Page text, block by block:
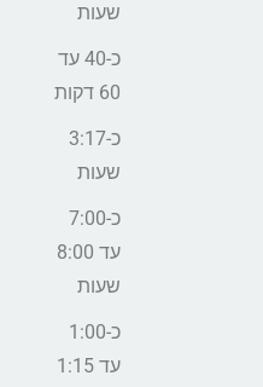
שעות
כ-40 עד
60 דקות
כ-3:17
שעות
כ-7:00
עד 8:00
שעות
כ-1:00
עד 1:15